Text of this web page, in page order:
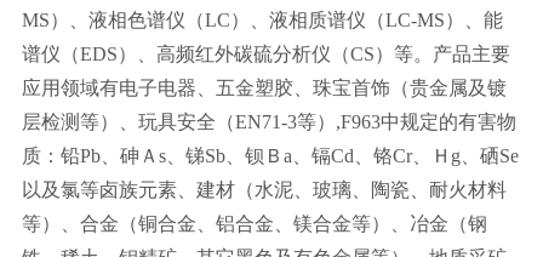
MS）、液相色谱仪（LC）、液相质谱仪（LC-MS）、能
谱仪（EDS）、高频红外碳硫分析仪（CS）等。产品主要
应用领域有电子电器、五金塑胶、珠宝首饰（贵金属及镀
层检测等）、玩具安全（EN71-3等）,F963中规定的有害物
质：铅Pb、砷Ａs、锑Sb、钡Ｂa、镉Cd、铬Cr、Ｈg、硒Se
以及氯等卤族元素、建材（水泥、玻璃、陶瓷、耐火材料
等）、合金（铜合金、铝合金、镁合金等）、冶金（钢